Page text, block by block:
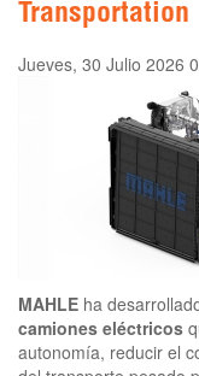
Transportation
Jueves, 30 Julio 2026
MAHLE ha
camiones eléctricos
autonomía, reducir el